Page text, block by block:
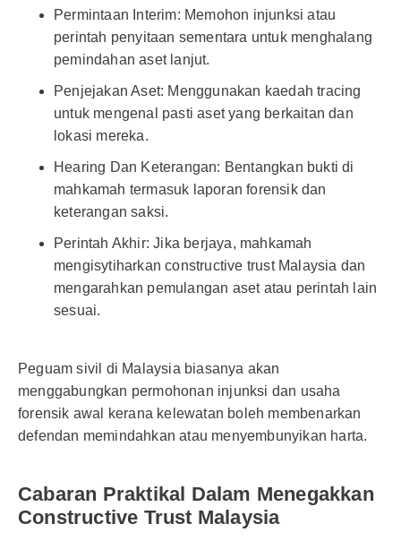
Permintaan Interim: Memohon injunksi atau
perintah penyitaan sementara untuk menghalang
pemindahan aset lanjut.
Penjejakan Aset: Menggunakan kaedah tracing
untuk mengenal pasti aset yang berkaitan dan
lokasi mereka.
Hearing Dan Keterangan: Bentangkan bukti di
mahkamah termasuk laporan forensik dan
keterangan saksi.
Perintah Akhir: Jika berjaya, mahkamah
mengisytiharkan constructive trust Malaysia dan
mengarahkan pemulangan aset atau perintah lain
sesuai.
Peguam sivil di Malaysia biasanya akan
menggabungkan permohonan injunksi dan usaha
forensik awal kerana kelewatan boleh membenarkan
defendan memindahkan atau menyembunyikan harta.
Cabaran Praktikal Dalam Menegakkan
Constructive Trust Malaysia